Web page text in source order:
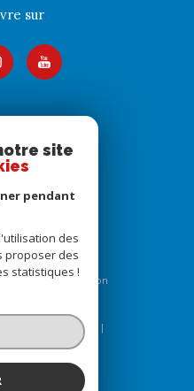
sur
| Traduction
Plan du site
Nos liens
site
pendant
des
proposer des
statistiques !